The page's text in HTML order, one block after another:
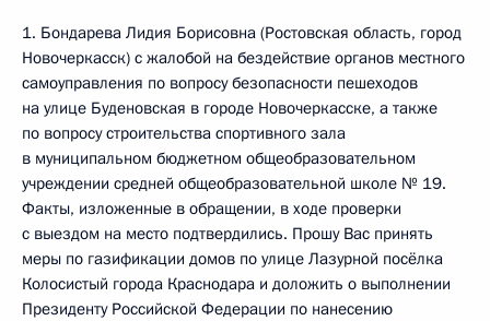
1. Бондарева Лидия Борисовна (Ростовская область, город
Новочеркасск) с жалобой на бездействие органов местного
самоуправления по вопросу безопасности пешеходов
на улице Буденовская в городе Новочеркасске, а также
по вопросу строительства спортивного зала
в муниципальном бюджетном общеобразовательном
учреждении средней общеобразовательной школе № 19.
Факты, изложенные в обращении, в ходе проверки
с выездом на место подтвердились. Прошу Вас принять
меры по газификации домов по улице Лазурной посёлка
Колосистый города Краснодара и доложить о выполнении
Президенту Российской Федерации по нанесению